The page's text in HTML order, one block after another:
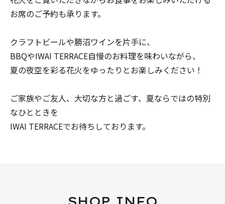
お席のご予約も承ります。
クラフトビールや勝沼ワインを片手に、
BBQやIWAI TERRACE自慢のお料理を味わいながら、
夏の夜空を彩る花火をゆったりとお楽しみください！
ご家族やご友人、大切な方と過ごす、夏ならではの特別
なひとときを
IWAI TERRACEでお待ちしております。